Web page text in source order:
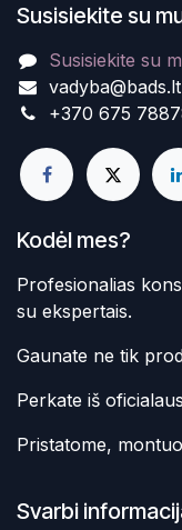
Susisiekite su
Susisiekite su
vadyba@bads.lt
+370 675
Kodėl mes?
Profesionalias
su ekspertais.
Gaunate ne tik
Perkate iš
Pristatome,
Svarbi